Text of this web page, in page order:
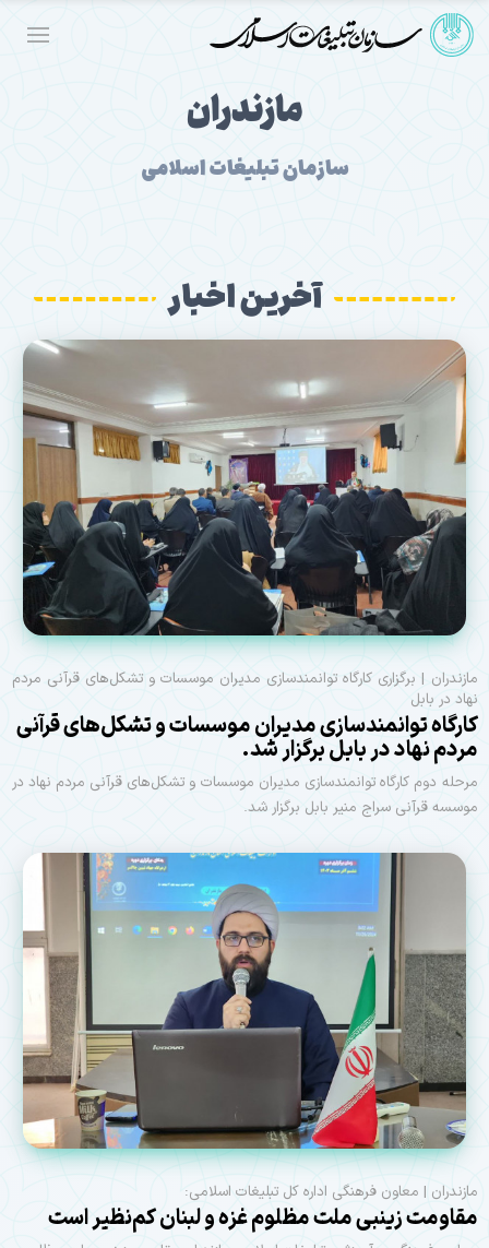
مازندران
سازمان تبلیغات اسلامی
آخرین اخبار
مازندران | برگزاری کارگاه توانمندسازی مدیران موسسات و تشکل‌های قرآنی مردم
نهاد در بابل
کارگاه توانمندسازی مدیران موسسات و تشکل‌های قرآنی
مردم نهاد در بابل برگزار شد.
مرحله دوم کارگاه توانمندسازی مدیران موسسات و تشکل‌های قرآنی مردم نهاد در
موسسه قرآنی سراج منیر بابل برگزار شد.
مازندران | معاون فرهنگی اداره کل تبلیغات اسلامی:
مقاومت زینبی ملت مظلوم غزه و لبنان کم‌نظیر است